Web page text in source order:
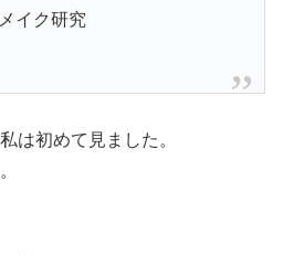
イク研究
は初めて見ました。